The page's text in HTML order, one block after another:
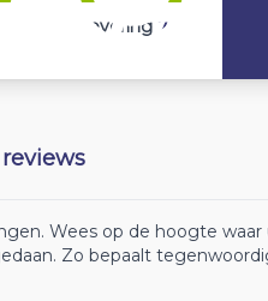
Levering 7.3
Wees op de hoogte
Zo bepaalt